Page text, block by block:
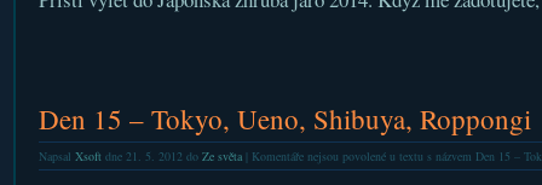
Den 15 – Tokyo, Ueno, Shibuya, Roppongi
Napsal Xsoftdne 21. 5. 2012 do Ze světa| Komentáře nejsou povolenéu textu s názvem Den 15 –